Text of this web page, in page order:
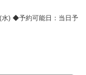
とともにご堪
水)
予約可能日：当日予